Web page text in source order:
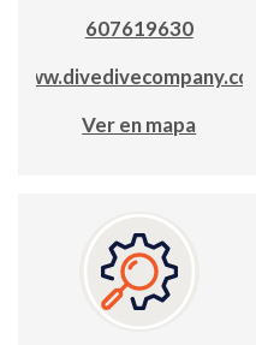
607619630
www.divedivecompany.com
Ver en mapa